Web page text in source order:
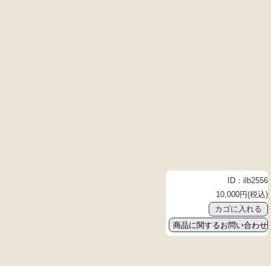
ID：ilb2556
10,000円(税込)
商品に関するお問い合わせ